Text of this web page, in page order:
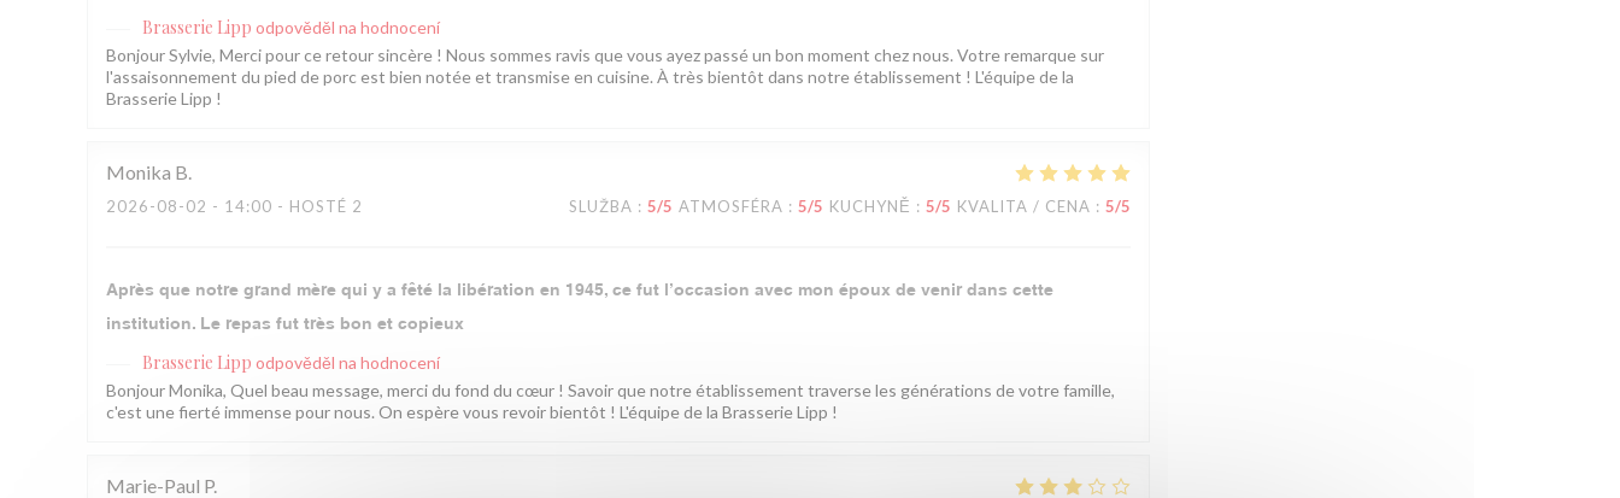
Brasserie Lipp odpověděl na hodnocení
Bonjour Sylvie, Merci pour ce retour sincère ! Nous sommes ravis que vous ayez passé un bon moment chez nous. Votre remarque sur
l'assaisonnement du pied de porc est bien notée et transmise en cuisine. À très bientôt dans notre établissement ! L'équipe de la
Brasserie Lipp !
Monika B
2026-08-02 - 14:00 - HOSTÉ 2 SLUŽBA : 5/5 ATMOSFÉRA : 5/5 KUCHYNĚ : 5/5 KVALITA / CENA : 5/5
Après que notre grand mère qui y a fêté la libération en 1945, ce fut l’occasion avec mon époux de venir dans cette
institution. Le repas fut très bon et copieux
Brasserie Lipp odpověděl na hodnocení
Bonjour Monika, Quel beau message, merci du fond du cœur ! Savoir que notre établissement traverse les générations de votre famille,
c'est une fierté immense pour nous. On espère vous revoir bientôt ! L'équipe de la Brasserie Lipp !
Marie-Paul P